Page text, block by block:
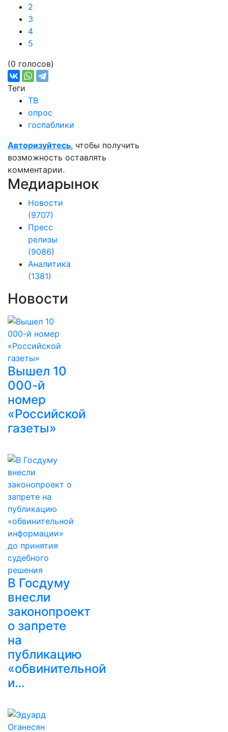
2
3
4
5
(0 голосов)
Теги
ТВ
опрос
госпаблики
Авторизуйтесь, чтобы получить
возможность оставлять
комментарии.
Медиарынок
Новости
(9707)
Пресс
релизы
(9086)
Аналитика
(1381)
Новости
Вышел 10
000-й
номер
«Российской
газеты»
В Госдуму
внесли
законопроект
о запрете
на
публикацию
«обвинительной
и…